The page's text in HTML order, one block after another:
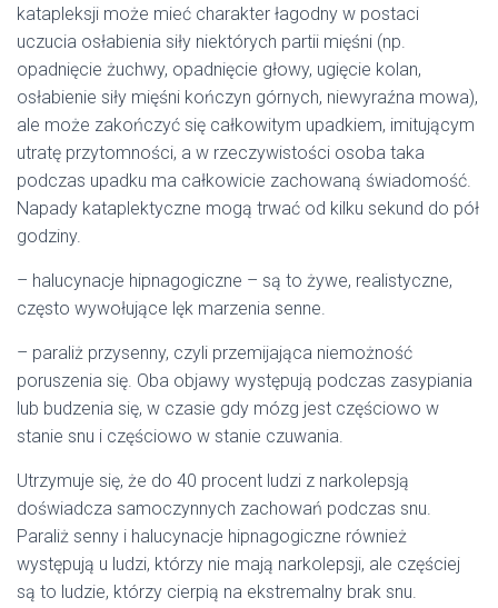
katapleksji może mieć charakter łagodny w postaci
uczucia osłabienia siły niektórych partii mięśni (np.
opadnięcie żuchwy, opadnięcie głowy, ugięcie kolan,
osłabienie siły mięśni kończyn górnych, niewyraźna mowa),
ale może zakończyć się całkowitym upadkiem, imitującym
utratę przytomności, a w rzeczywistości osoba taka
podczas upadku ma całkowicie zachowaną świadomość.
Napady kataplektyczne mogą trwać od kilku sekund do pół
godziny.
– halucynacje hipnagogiczne – są to żywe, realistyczne,
często wywołujące lęk marzenia senne.
– paraliż przysenny, czyli przemijająca niemożność
poruszenia się. Oba objawy występują podczas zasypiania
lub budzenia się, w czasie gdy mózg jest częściowo w
stanie snu i częściowo w stanie czuwania.
Utrzymuje się, że do 40 procent ludzi z narkolepsją
doświadcza samoczynnych zachowań podczas snu.
Paraliż senny i halucynacje hipnagogiczne również
występują u ludzi, którzy nie mają narkolepsji, ale częściej
są to ludzie, którzy cierpią na ekstremalny brak snu.